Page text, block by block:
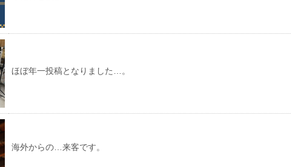
ほぼ年一投稿となりました…。
海外からの…来客です。